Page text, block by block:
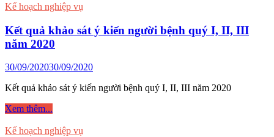
Kế hoạch nghiệp vụ
Kết quả khảo sát ý kiến người bệnh quý I, II, III
năm 2020
30/09/202030/09/2020
Kết quả khảo sát ý kiến người bệnh quý I, II, III năm 2020
Kết
khảo
Xem thêm...
Kế hoạch nghiệp vụ